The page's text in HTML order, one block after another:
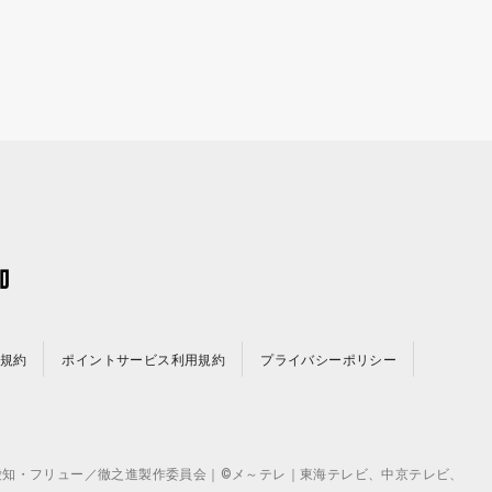
約 ポイントサービス利用規約 プライバシーポリシー
フリュー／徹之進製作委員会｜©メ～テレ｜東海テレビ、中京テレビ、